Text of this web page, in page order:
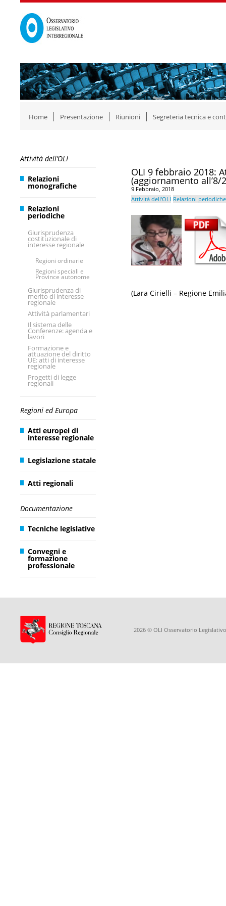
Home Presentazione Riunioni Segreteria tecnica e
Attività dell’OLI
Relazioni
monografiche
Relazioni
periodiche
Giurisprudenza
costituzionale di
interesse regionale
Regioni ordinarie
Regioni speciali e
Province autonome
Giurisprudenza di
merito di interesse
regionale
Attività parlamentari
Il sistema delle
Conferenze: agenda e
lavori
Formazione e
attuazione del diritto
UE: atti di interesse
regionale
Progetti di legge
regionali
Regioni ed Europa
Atti europei di
interesse regionale
Legislazione statale
Atti regionali
Documentazione
Tecniche legislative
Convegni e
formazione
professionale
OLI 9 febbraio 2018:
(aggiornamento all’8/
9 Febbraio, 2018
Attività dell'OLI Relazioni periodiche
(Lara Cirielli – Regione
2026 © OLI Osservatorio